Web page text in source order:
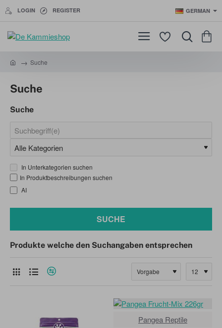
LOGIN REGISTER GERMAN
m
Suche
Suche
Suche
In Unterkategorien suchen
In Produktbeschreibungen suchen
AI
SUCHE
Produkte welche den Suchangaben entsprechen
VERKAUFT!
Pangea Reptile